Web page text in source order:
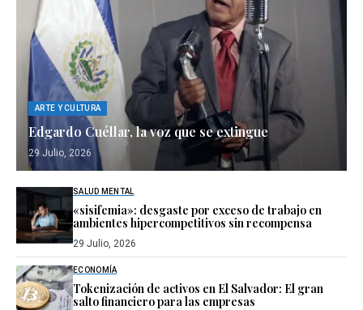
ARTE Y CULTURA
Edgardo Cuéllar, la voz que se extingue
29 Julio, 2026
SALUD MENTAL
«sisifemia»: desgaste por exceso de trabajo en
ambientes hipercompetitivos sin recompensa
29 Julio, 2026
ECONOMÍA
Tokenización de activos en El Salvador: El gran
salto financiero para las empresas